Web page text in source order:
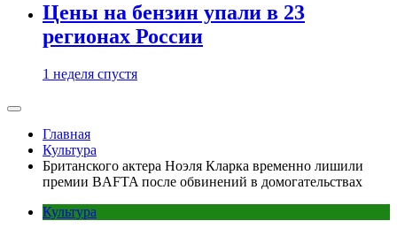
Цены на бензин упали в 23
регионах России
1 неделя спустя
Главная
Культура
Британского актера Ноэля Кларка временно лишили
премии BAFTA после обвинений в домогательствах
Культура